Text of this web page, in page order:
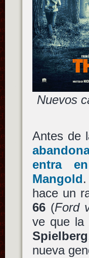
Nuevos
Antes de
entra
Mangold
hace un
66(Ford
ve que la
Spielberg
nueva